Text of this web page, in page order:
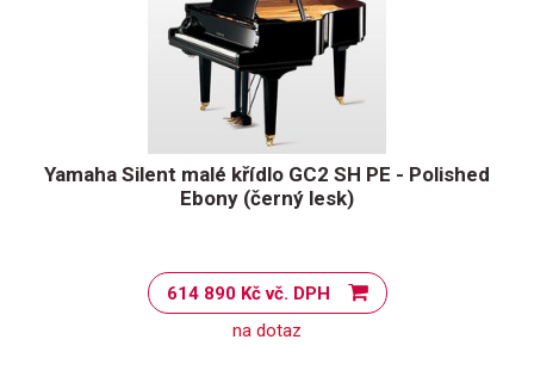
Yamaha Silent malé křídlo GC2 SH PE - Polished
Ebony (černý lesk)
614 890 Kč vč. DPH
na dotaz